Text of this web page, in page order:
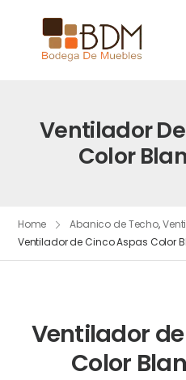
Ventilador
Color
Home Abanico de Techo,
Ventilador de Cinco Aspas Color
Ventilador
Color